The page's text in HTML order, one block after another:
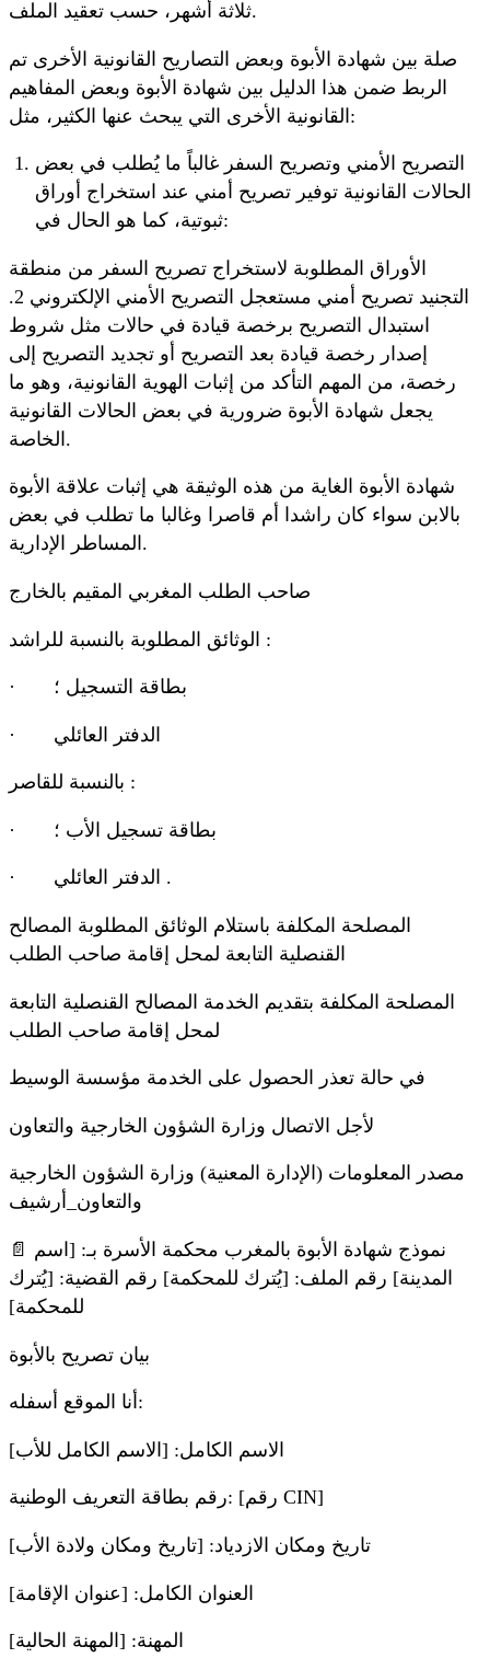
ثلاثة أشهر، حسب تعقيد الملف.
صلة بين شهادة الأبوة وبعض التصاريح القانونية الأخرى تم
الربط ضمن هذا الدليل بين شهادة الأبوة وبعض المفاهيم
القانونية الأخرى التي يبحث عنها الكثير، مثل:
التصريح الأمني وتصريح السفر غالباً ما يُطلب في بعض
الحالات القانونية توفير تصريح أمني عند استخراج أوراق
ثبوتية، كما هو الحال في:
الأوراق المطلوبة لاستخراج تصريح السفر من منطقة
التجنيد تصريح أمني مستعجل التصريح الأمني الإلكتروني 2.
استبدال التصريح برخصة قيادة في حالات مثل شروط
إصدار رخصة قيادة بعد التصريح أو تجديد التصريح إلى
رخصة، من المهم التأكد من إثبات الهوية القانونية، وهو ما
يجعل شهادة الأبوة ضرورية في بعض الحالات القانونية
الخاصة.
شهادة الأبوة الغاية من هذه الوثيقة هي إثبات علاقة الأبوة
بالابن سواء كان راشدا أم قاصرا وغالبا ما تطلب في بعض
المساطر الإدارية.
صاحب الطلب المغربي المقيم بالخارج
الوثائق المطلوبة بالنسبة للراشد :
· بطاقة التسجيل ؛
· الدفتر العائلي
بالنسبة للقاصر :
· بطاقة تسجيل الأب ؛
· الدفتر العائلي .
المصلحة المكلفة باستلام الوثائق المطلوبة المصالح
القنصلية التابعة لمحل إقامة صاحب الطلب
المصلحة المكلفة بتقديم الخدمة المصالح القنصلية التابعة
لمحل إقامة صاحب الطلب
في حالة تعذر الحصول على الخدمة مؤسسة الوسيط
لأجل الاتصال وزارة الشؤون الخارجية والتعاون
مصدر المعلومات (الإدارة المعنية) وزارة الشؤون الخارجية
📄 نموذج شهادة الأبوة بالمغرب محكمة الأسرة بـ: [اسم
المدينة] رقم الملف: [يُترك للمحكمة] رقم القضية: [يُترك
للمحكمة]
بيان تصريح بالأبوة
أنا الموقع أسفله:
الاسم الكامل: [الاسم الكامل للأب]
رقم بطاقة التعريف الوطنية: [رقم CIN]
تاريخ ومكان الازدياد: [تاريخ ومكان ولادة الأب]
العنوان الكامل: [عنوان الإقامة]
المهنة: [المهنة الحالية]